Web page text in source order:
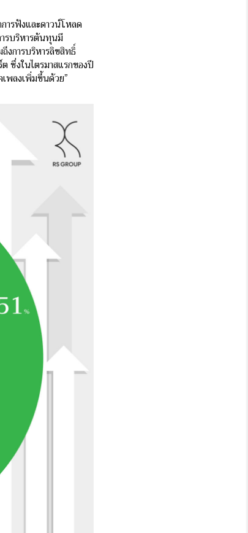
ารฟังและดาวน์โหลด
รบริหารต้นทุนมี
งการบริหารลิขสิทธิ์
ซึ่งในไตรมาสแรกของปี
พลงเพิ่มขึ้นด้วย”